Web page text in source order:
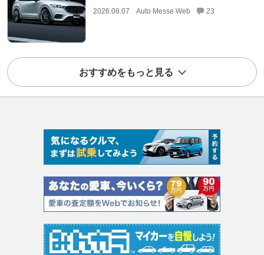
2026.08.07 Auto Messe Web 23
おすすめをもっと見る